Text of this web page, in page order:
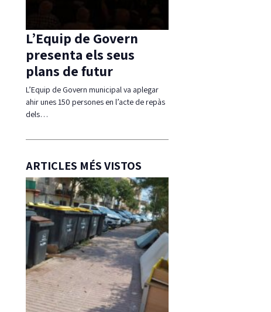
L’Equip de Govern
presenta els seus
plans de futur
L’Equip de Govern municipal va aplegar
ahir unes 150 persones en l’acte de repàs
dels…
ARTICLES MÉS VISTOS